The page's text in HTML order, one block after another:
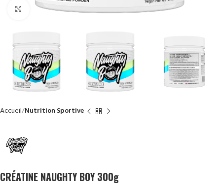
Click to enlarge
Accueil Nutrition Sportive
CRÉATINE NAUGHTY BOY 300g